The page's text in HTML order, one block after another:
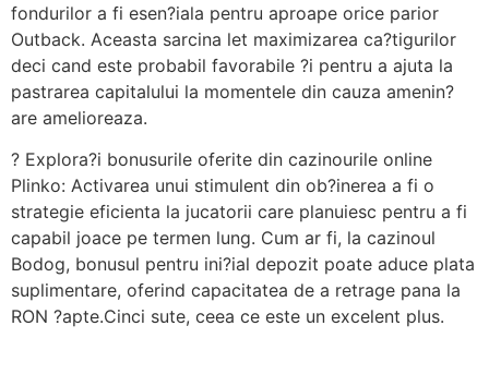
fondurilor a fi esen?iala pentru aproape orice parior
Outback. Aceasta sarcina let maximizarea ca?tigurilor
deci cand este probabil favorabile ?i pentru a ajuta la
pastrarea capitalului la momentele din cauza amenin?
are amelioreaza.
? Explora?i bonusurile oferite din cazinourile online
Plinko: Activarea unui stimulent din ob?inerea a fi o
strategie eficienta la jucatorii care planuiesc pentru a fi
capabil joace pe termen lung. Cum ar fi, la cazinoul
Bodog, bonusul pentru ini?ial depozit poate aduce plata
suplimentare, oferind capacitatea de a retrage pana la
RON ?apte.Cinci sute, ceea ce este un excelent plus.